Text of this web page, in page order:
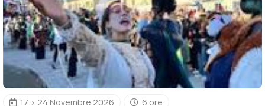
17 > 24 Novembre 2026 6 ore